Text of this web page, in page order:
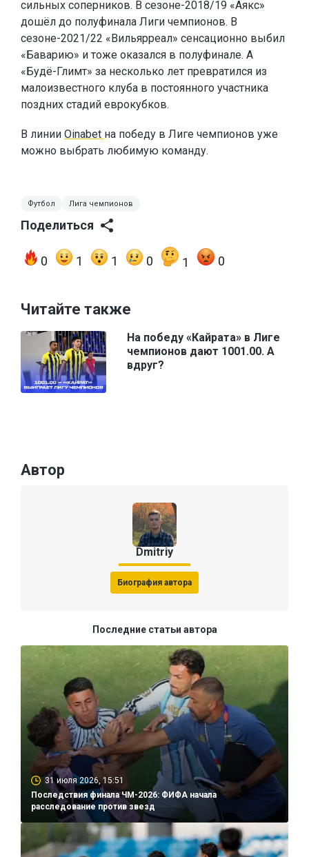
сильных соперников. В сезоне-2018/19 «Аякс»
дошёл до полуфинала Лиги чемпионов. В
сезоне-2021/22 «Вильярреал» сенсационно выбил
«Баварию» и тоже оказался в полуфинале. А
«Будё-Глимт» за несколько лет превратился из
малоизвестного клуба в постоянного участника
поздних стадий еврокубков.
В линии Oinabet на победу в Лиге чемпионов уже
можно выбрать любимую команду.
Футбол Лига чемпионов
Поделиться
0 1 1 0 1 0
Читайте также
На победу «Кайрата» в Лиге
чемпионов дают 1001.00. А
вдруг?
Автор
Dmitriy
Биография автора
Последние статьи автора
31 июля 2026, 15:51
Последствия финала ЧМ-2026: ФИФА начала
расследование против звезд